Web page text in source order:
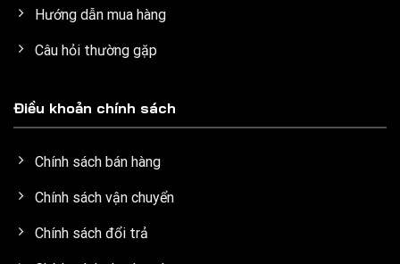
Hướng dẫn mua hàng
Câu hỏi thường gặp
Điều khoản chính sách
Chính sách bán hàng
Chính sách vận chuyển
Chính sách đổi trả